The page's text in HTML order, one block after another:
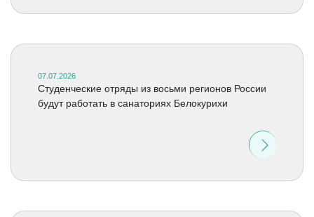
07.07.2026
Студенческие отряды из восьми регионов России
будут работать в санаториях Белокурихи